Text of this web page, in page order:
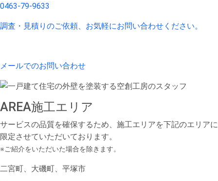
0463-79-9633
調査・見積りのご依頼、お気軽にお問い合わせください。
メールでのお問い合わせ
AREA施工エリア
サービスの品質を確保するため、施工エリアを下記のエリアに
限定させていただいております。
※ご紹介をいただいた場合を除きます。
二宮町、大磯町、平塚市